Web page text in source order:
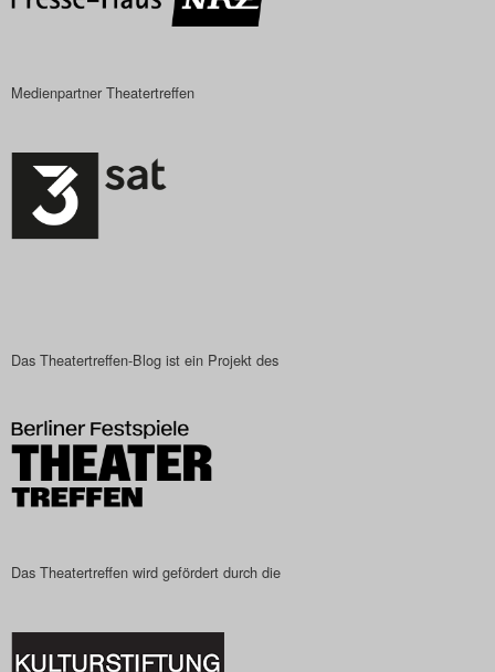
2021
Das Theatertreffen-Blog
Das Theatertreffen-Blog
Das Theatertreffen-Blog
Impressum
Nutzungsbedingungen
Medienpartner Theatertreffen
Das Theatertreffen-Blog ist ein Projekt des
Das Theatertreffen wird gefördert durch die